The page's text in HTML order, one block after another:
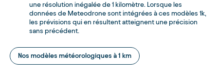
une résolution inégalée de 1 kilomètre. Lorsque les
données de Meteodrone sont intégrées à ces modèles 1k,
les prévisions qui en résultent atteignent une précision
sans précédent.
Nos modèles météorologiques à 1 km